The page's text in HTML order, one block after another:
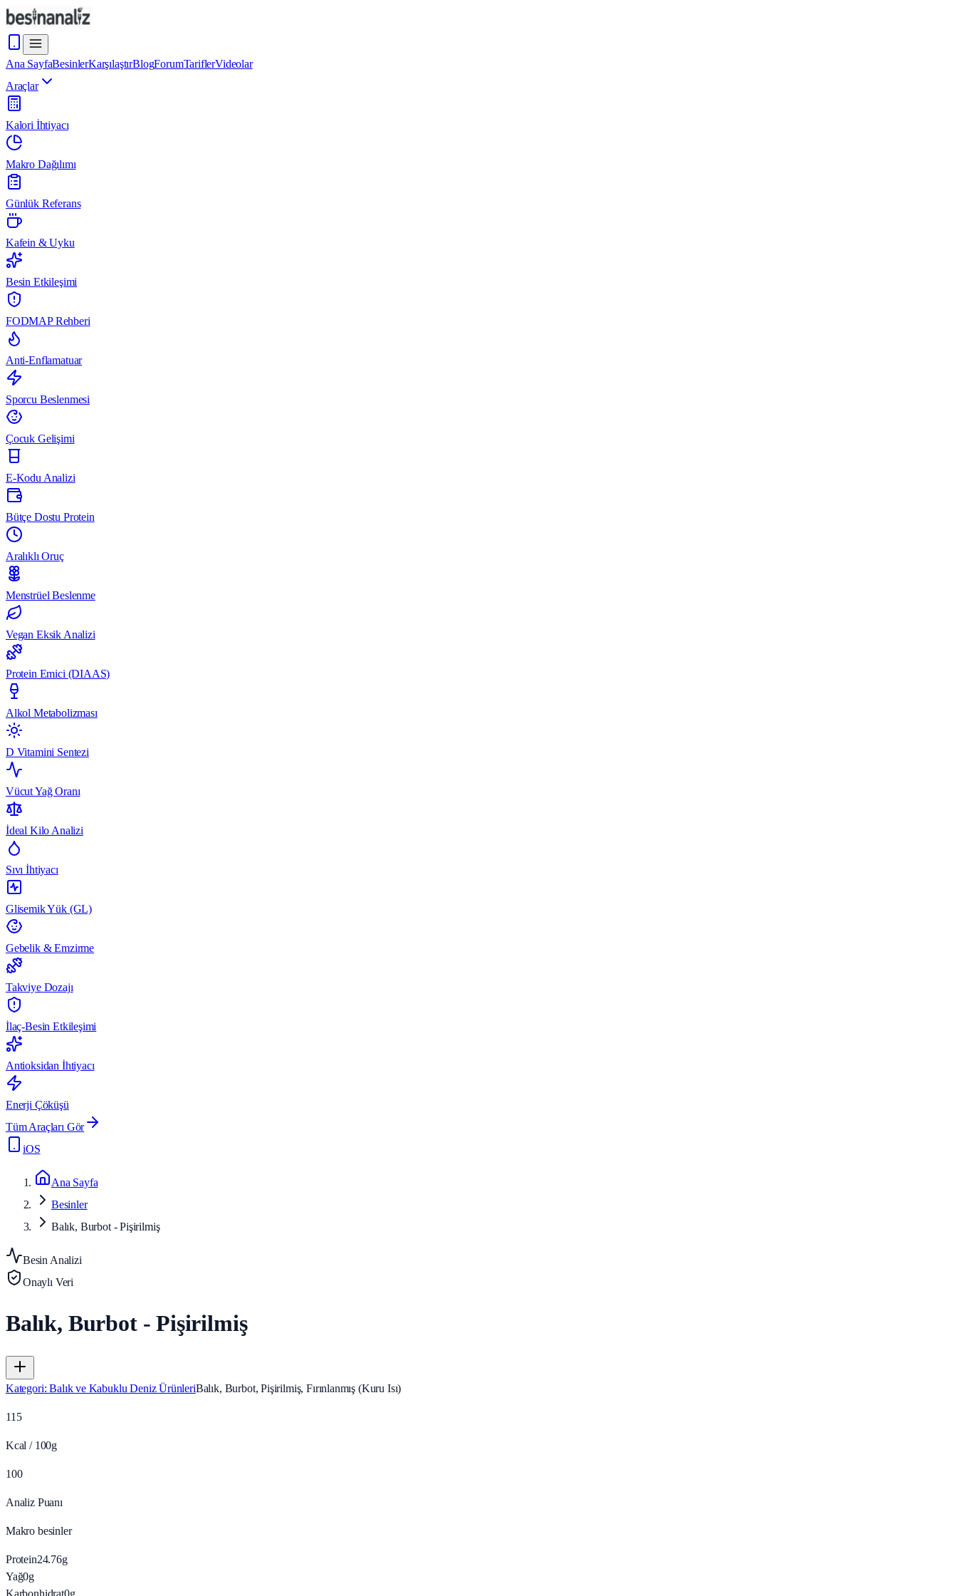
Ana SayfaBesinlerKarşılaştırBlogForumTariflerVideolar
Araçlar
Kalori İhtiyacı
Makro Dağılımı
Günlük Referans
Kafein & Uyku
Besin Etkileşimi
FODMAP Rehberi
Anti-Enflamatuar
Sporcu Beslenmesi
Çocuk Gelişimi
E-Kodu Analizi
Bütçe Dostu Protein
Aralıklı Oruç
Menstrüel Beslenme
Vegan Eksik Analizi
Protein Emici (DIAAS)
Alkol Metabolizması
D Vitamini Sentezi
Vücut Yağ Oranı
İdeal Kilo Analizi
Sıvı İhtiyacı
Glisemik Yük (GL)
Gebelik & Emzirme
Takviye Dozajı
İlaç-Besin Etkileşimi
Antioksidan İhtiyacı
Enerji Çöküşü
Tüm Araçları Gör
iOS
Ana Sayfa
Besinler
Balık, Burbot - Pişirilmiş
Besin Analizi
Onaylı Veri
Balık, Burbot - Pişirilmiş
Kategori:Balık ve Kabuklu Deniz ÜrünleriBalık, Burbot, Pişirilmiş, Fırınlanmış (Kuru Isı)
115
Kcal / 100g
100
Analiz Puanı
Makro besinler
Protein24.76g
Yağ0g
Karbonhidrat0g